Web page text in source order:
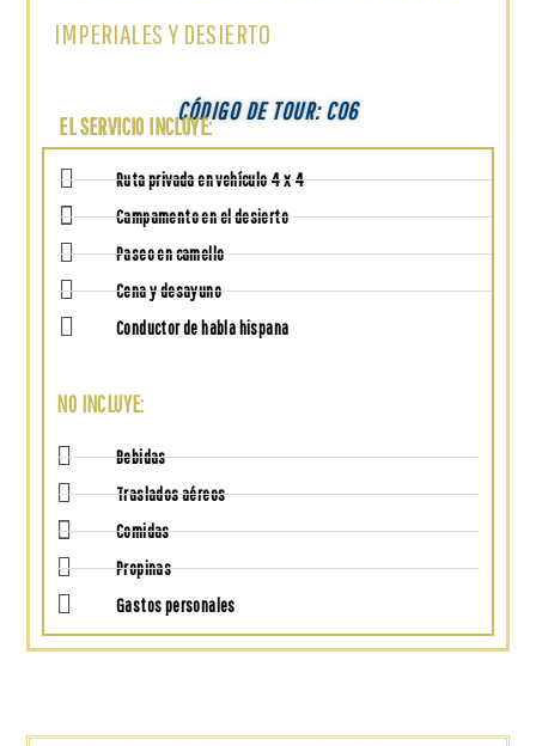
IMPERIALES Y DESIERTO
CÓDIGO DE TOUR: CO6
EL SERVICIO INCLUYE:
Ruta privada en vehículo 4 x 4
Campamento en el desierto
Paseo en camello
Cena y desayuno
Conductor de habla hispana
NO INCLUYE:
Bebidas
Traslados aéreos
Comidas
Propinas
Gastos personales